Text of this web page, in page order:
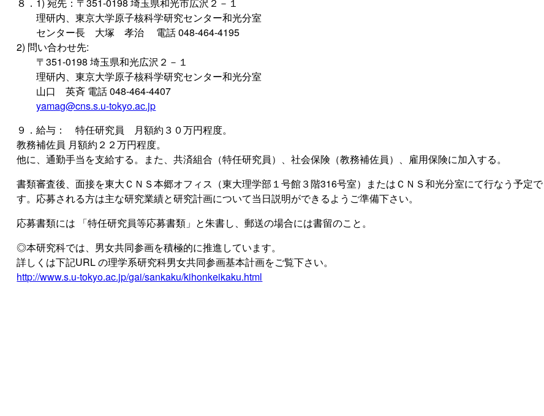
８．1) 宛先：〒351-0198 埼玉県和光市広沢２－１
理研内、東京大学原子核科学研究センター和光分室
センター長 大塚 孝治 電話 048-464-4195
2) 問い合わせ先:
〒351-0198 埼玉県和光広沢２－１
理研内、東京大学原子核科学研究センター和光分室
山口 英斉 電話 048-464-4407
yamag@cns.s.u-tokyo.ac.jp
９．給与： 特任研究員 月額約３０万円程度。
教務補佐員 月額約２２万円程度。
他に、通勤手当を支給する。また、共済組合（特任研究員）、社会保険（教務補佐員）、雇用保険に加入する。
書類審査後、面接を東大ＣＮＳ本郷オフィス（東大理学部１号館３階316号室）またはＣＮＳ和光分室にて行なう予定で
す。応募される方は主な研究業績と研究計画について当日説明ができるようご準備下さい。
応募書類には 「特任研究員等応募書類」と朱書し、郵送の場合には書留のこと。
◎本研究科では、男女共同参画を積極的に推進しています。
詳しくは下記URL の理学系研究科男女共同参画基本計画をご覧下さい。
http://www.s.u-tokyo.ac.jp/gai/sankaku/kihonkeikaku.html